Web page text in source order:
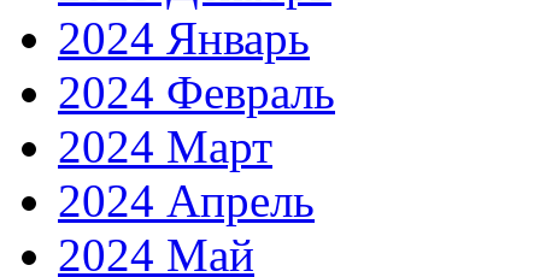
2024 Январь
2024 Февраль
2024 Март
2024 Апрель
2024 Май